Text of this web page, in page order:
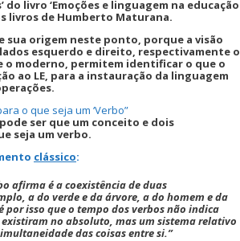
livro ‘Emoções e linguagem na educação
livros de Humberto Maturana.
sua origem neste ponto, porque a visão
esquerdo e direito, respectivamente o
o moderno, permitem identificar o que o
ao LE, para a instauração da linguagem
o que seja um ‘Verbo”
ser que um conceito e dois
seja um verbo.
clássico:
afirma é a coexistência de duas
a do verde e da árvore, a do homem e da
por isso que o tempo dos verbos não indica
existiram no absoluto, mas um sistema relativo
das coisas entre si.”